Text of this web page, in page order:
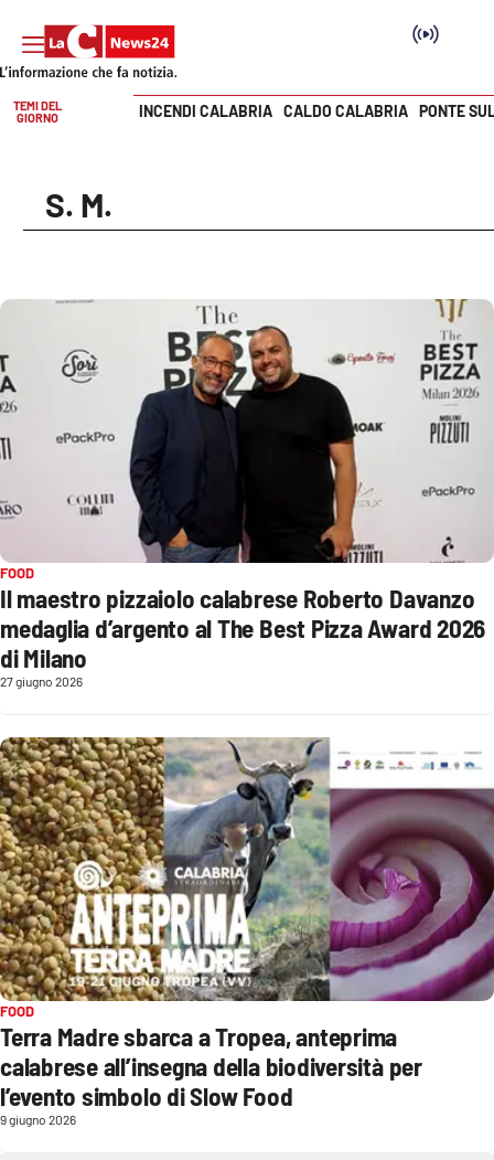
Cronaca
Economia e lavoro
Italia Mondo
Sanità
Sport
Cultura
Podcast
Meteo
Editoriali
VIDEO
Ambiente
Cronaca
Cultura
Economia e Lavoro
Vai
TEMI DEL
GIORNO
INCENDI CALABRIA CALDO CALABRIA PONTE
S. M.
FOOD
Il maestro pizzaiolo calabrese Roberto Davanzo
medaglia d’argento al The Best Pizza Award 2026
di Milano
27 giugno 2026
FOOD
Terra Madre sbarca a Tropea, anteprima
calabrese all’insegna della biodiversità per
l’evento simbolo di Slow Food
9 giugno 2026